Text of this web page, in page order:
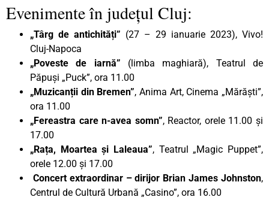
Evenimente în județul Cluj:
„Târg de antichități” (27 – 29 ianuarie 2023), Vivo!
Cluj-Napoca
„Poveste de iarnă” (limba maghiară), Teatrul de
Păpuși „Puck”, ora 11.00
„Muzicanții din Bremen”, Anima Art, Cinema „Mărăști”,
ora 11.00
„Fereastra care n-avea somn”, Reactor, orele 11.00 și
17.00
„Rața, Moartea și Laleaua”, Teatrul „Magic Puppet”,
orele 12.00 și 17.00
Concert extraordinar – dirijor Brian James Johnston,
Centrul de Cultură Urbană „Casino”, ora 16.00